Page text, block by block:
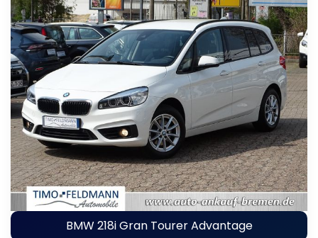
BMW 218i Gran Tourer Advantage